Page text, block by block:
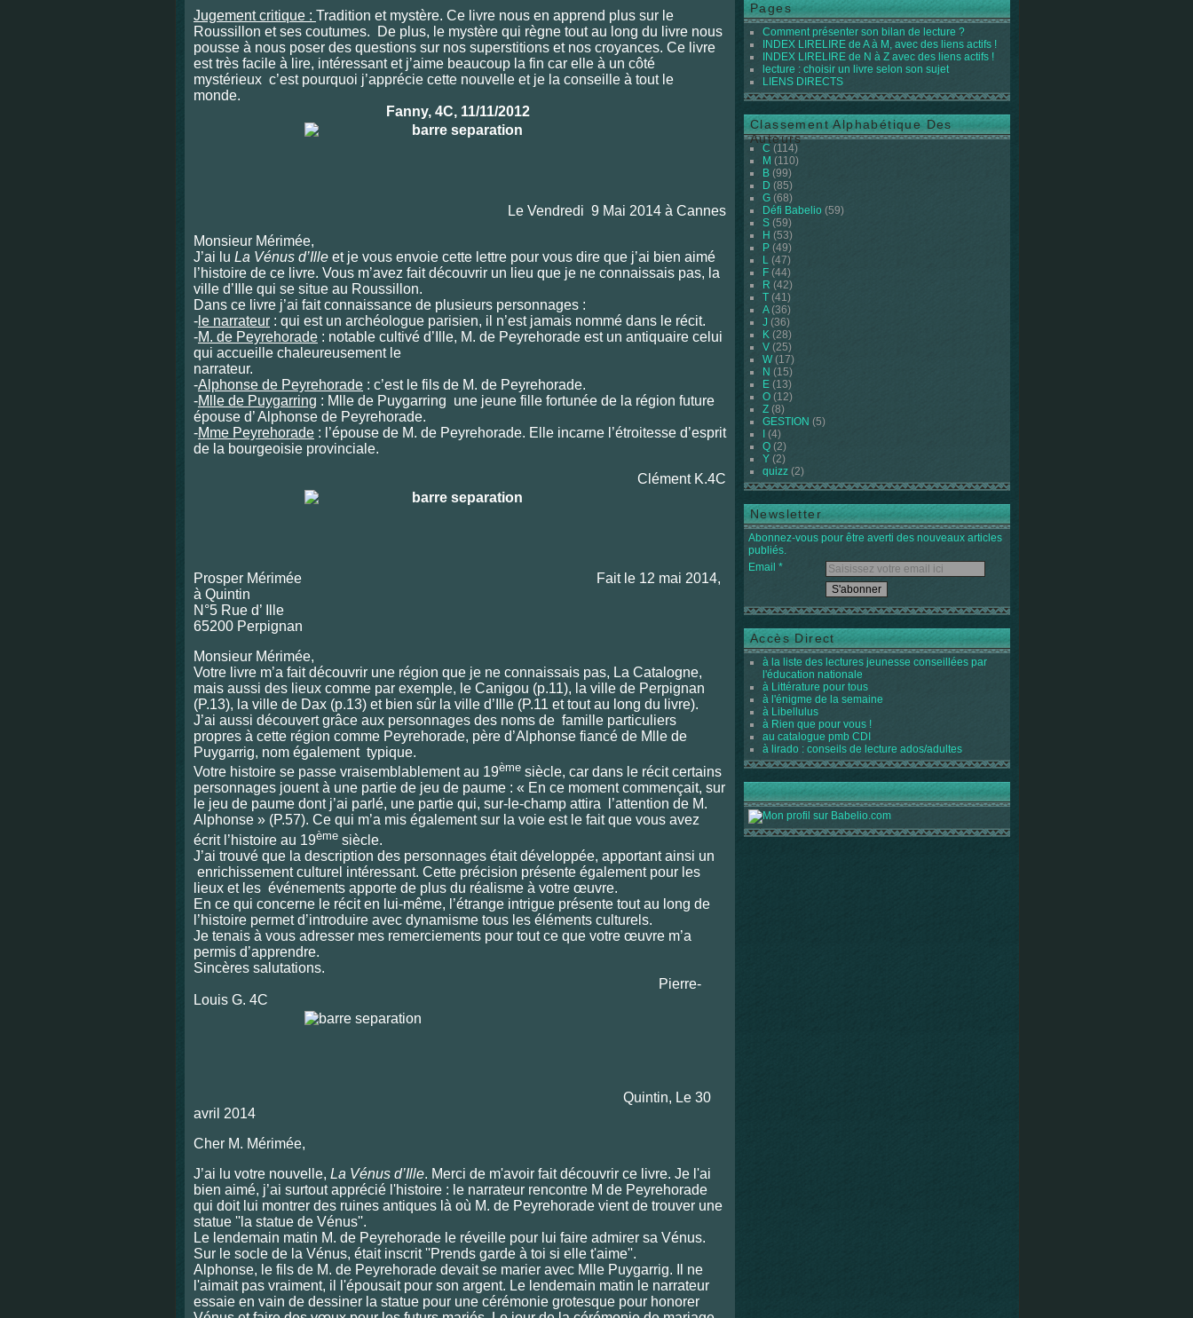
Jugement critique : Tradition et mystère. Ce livre nous en apprend plus sur le
Roussillon et ses coutumes. De plus, le mystère qui règne tout au long du livre nous
pousse à nous poser des questions sur nos superstitions et nos croyances. Ce livre
est très facile à lire, intéressant et j’aime beaucoup la fin car elle à un côté
mystérieux c’est pourquoi j’apprécie cette nouvelle et je la conseille à tout le
monde.
Fanny, 4C, 11/11/2012
Le Vendredi 9 Mai 2014 à Cannes
Monsieur Mérimée,
J’ai lu La Vénus d’Ille et je vous envoie cette lettre pour vous dire que j’ai bien aimé
l’histoire de ce livre. Vous m’avez fait découvrir un lieu que je ne connaissais pas, la
ville d’Ille qui se situe au Roussillon.
Dans ce livre j’ai fait connaissance de plusieurs personnages :
- le narrateur : qui est un archéologue parisien, il n’est jamais nommé dans le récit.
-M. de Peyrehorade : notable cultivé d’Ille, M. de Peyrehorade est un antiquaire celui
qui accueille chaleureusement le
narrateur.
-Alphonse de Peyrehorade : c’est le fils de M. de Peyrehorade.
-Mlle de Puygarring : Mlle de Puygarring une jeune fille fortunée de la région future
épouse d’ Alphonse de Peyrehorade.
-Mme Peyrehorade : l’épouse de M. de Peyrehorade. Elle incarne l’étroitesse d’esprit
de la bourgeoisie provinciale.
Clément K.4C
Prosper Mérimée Fait le 12 mai 2014,
à Quintin
N°5 Rue d’ Ille
65200 Perpignan
Monsieur Mérimée,
Votre livre m’a fait découvrir une région que je ne connaissais pas, La Catalogne,
mais aussi des lieux comme par exemple, le Canigou (p.11), la ville de Perpignan
(P.13), la ville de Dax (p.13) et bien sûr la ville d’Ille (P.11 et tout au long du livre).
J’ai aussi découvert grâce aux personnages des noms de famille particuliers
propres à cette région comme Peyrehorade, père d’Alphonse fiancé de Mlle de
Puygarrig, nom également typique.
Votre histoire se passe vraisemblablement au 19ème siècle, car dans le récit certains
personnages jouent à une partie de jeu de paume : « En ce moment commençait, sur
le jeu de paume dont j’ai parlé, une partie qui, sur-le-champ attira l’attention de M.
Alphonse » (P.57). Ce qui m’a mis également sur la voie est le fait que vous avez
écrit l’histoire au 19ème siècle.
J’ai trouvé que la description des personnages était développée, apportant ainsi un
enrichissement culturel intéressant. Cette précision présente également pour les
lieux et les événements apporte de plus du réalisme à votre œuvre.
En ce qui concerne le récit en lui-même, l’étrange intrigue présente tout au long de
l’histoire permet d’introduire avec dynamisme tous les éléments culturels.
Je tenais à vous adresser mes remerciements pour tout ce que votre œuvre m’a
permis d’apprendre.
Sincères salutations.
Pierre-
Louis G. 4C
Quintin, Le 30
avril 2014
Cher M. Mérimée,
J’ai lu votre nouvelle, La Vénus d’Ille. Merci de m'avoir fait découvrir ce livre. Je l'ai
bien aimé, j’ai surtout apprécié l'histoire : le narrateur rencontre M de Peyrehorade
qui doit lui montrer des ruines antiques là où M. de Peyrehorade vient de trouver une
statue ''la statue de Vénus''.
Le lendemain matin M. de Peyrehorade le réveille pour lui faire admirer sa Vénus.
Sur le socle de la Vénus, était inscrit ''Prends garde à toi si elle t'aime''.
Alphonse, le fils de M. de Peyrehorade devait se marier avec Mlle Puygarrig. Il ne
l'aimait pas vraiment, il l'épousait pour son argent. Le lendemain matin le narrateur
essaie en vain de dessiner la statue pour une cérémonie grotesque pour honorer
Pages
Comment présenter son bilan de lecture ?
INDEX LIRELIRE de A à M, avec des liens actifs !
INDEX LIRELIRE de N à Z avec des liens actifs !
lecture : choisir un livre selon son sujet
LIENS DIRECTS
Classement Alphabétique Des
Auteurs
C (114)
M (110)
B (99)
D (85)
G (68)
Défi Babelio (59)
S (59)
H (53)
P (49)
L (47)
F (44)
R (42)
T (41)
A(36)
J (36)
K (28)
V (25)
W(17)
N (15)
E (13)
O (12)
Z (8)
GESTION (5)
(4)
Q (2)
Y (2)
quizz (2)
Newsletter
Abonnez-vous pour être averti des nouveaux articles
publiés.
Email
Accès Direct
à la liste des lectures jeunesse conseillées par
l'éducation nationale
à Littérature pour tous
à l'énigme de la semaine
à Libellulus
à Rien que pour vous !
au catalogue pmb CDI
à lirado : conseils de lecture ados/adultes